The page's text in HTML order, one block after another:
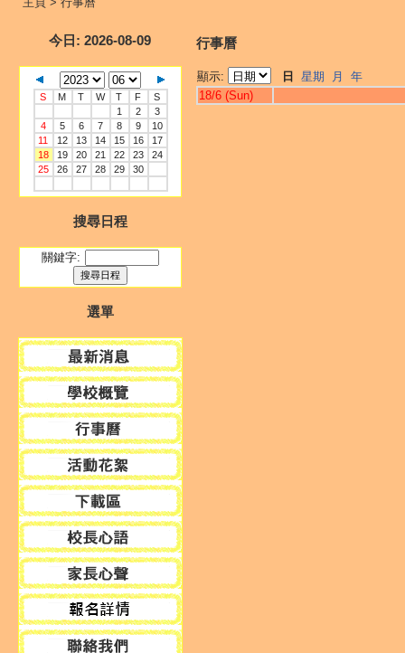
今日 : 2026-08-09
S M T W T F
S
1
2
3
4
5 6 7 8 9
10
11
12 13 14 15 16
17
18
19 20 21 22 23
24
25
26 27 28 29 30
搜尋日程
關鍵字:
選單
行事曆
顯示: 日 星期 月
年
18/6 (Sun)